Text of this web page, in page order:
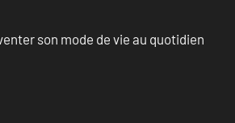
son mode de vie au quotidien